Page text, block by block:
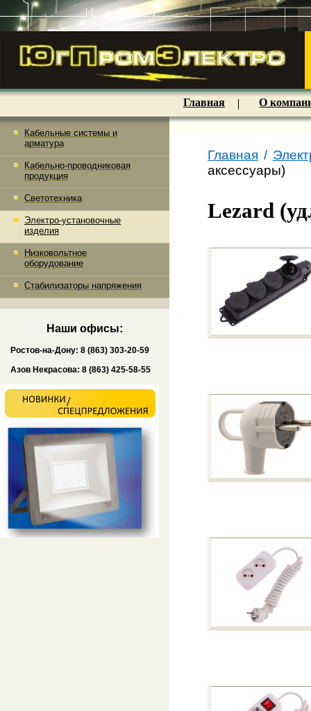
Кабельные системы и
арматура
Кабельно-проводниковая
продукция
Светотехника
Электро-установочные
изделия
Низковольтное
оборудование
Стабилизаторы напряжения
Наши офисы:
Ростов-на-Дону: 8 (863) 303-20-59
Азов Некрасова: 8 (863) 425-58-55
Главная О
Главная /
аксессуары)
Lezard